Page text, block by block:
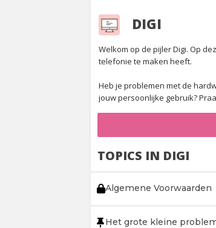
DIGI
Welkom op de pijler Digi. Op
telefonie te maken heeft.
Heb je problemen met de
jouw persoonlijke gebruik?
TOPICS IN DIGI
Algemene Voorwaarden
Het grote kleine